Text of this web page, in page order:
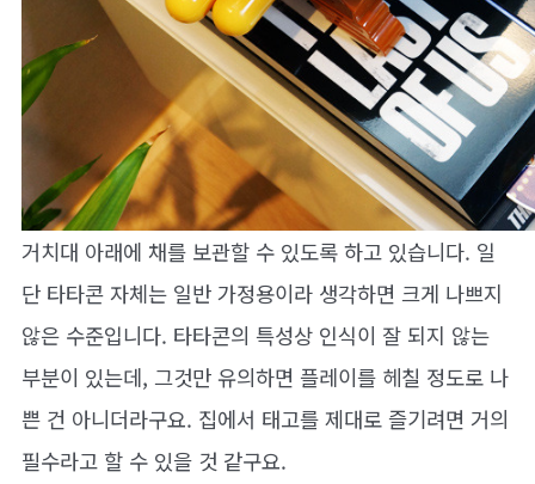
거치대 아래에 채를 보관할 수 있도록 하고 있습니다. 일
단 타타콘 자체는 일반 가정용이라 생각하면 크게 나쁘지
않은 수준입니다. 타타콘의 특성상 인식이 잘 되지 않는
부분이 있는데, 그것만 유의하면 플레이를 헤칠 정도로 나
쁜 건 아니더라구요. 집에서 태고를 제대로 즐기려면 거의
필수라고 할 수 있을 것 같구요.